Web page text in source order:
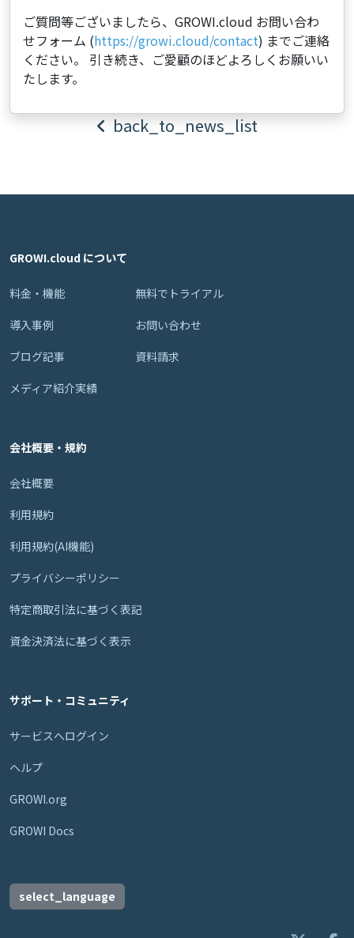
ご質問等ございましたら、GROWI.cloud お問い合わ
せフォーム (https://growi.cloud/contact) までご連絡
ください。 引き続き、ご愛顧のほどよろしくお願いい
たします。
back_to_news_list
GROWI.cloud について
料金・機能
導入事例
ブログ記事
メディア紹介実績
無料でトライアル
お問い合わせ
資料請求
会社概要・規約
会社概要
利用規約
利用規約(AI機能)
プライバシーポリシー
特定商取引法に基づく表記
資金決済法に基づく表示
サポート・コミュニティ
サービスへログイン
ヘルプ
GROWI.org
GROWI Docs
select_language